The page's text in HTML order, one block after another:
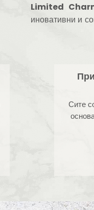
Limited
иновативни и
Сите